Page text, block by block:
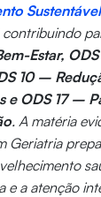
Estar,
10 –
e ODS 17 –
. A matéria
Geriatria
e a atenção